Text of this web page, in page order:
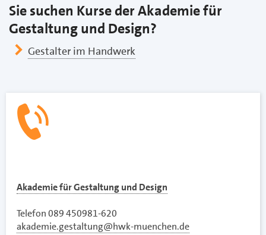
Sie suchen Kurse der Akademie für
Gestaltung und Design?
Gestalter im Handwerk
Akademie für Gestaltung und Design
Telefon 089 450981-620
akademie.gestaltung@hwk-muenchen.de